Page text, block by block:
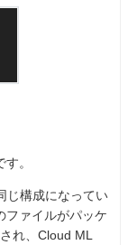
。
じ構成になってい
ファイルがパッケ
れ、Cloud ML